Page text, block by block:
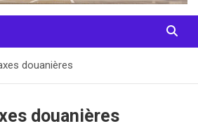
douanières
douanières